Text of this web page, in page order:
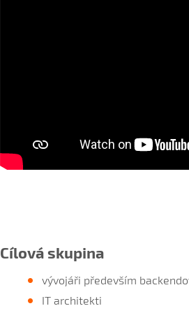
Cílová skupina
vývojáři především
IT architekti